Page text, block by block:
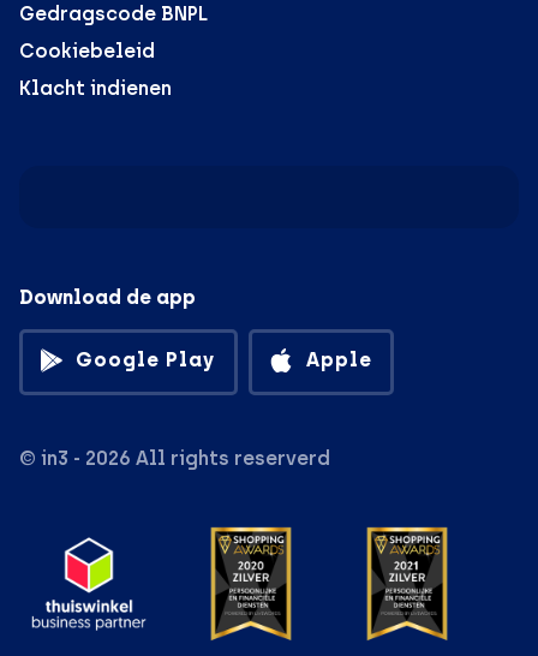
Gedragscode BNPL
Cookiebeleid
Klacht indienen
Download de app
Google Play Apple
© in3 - 2026 All rights reserverd